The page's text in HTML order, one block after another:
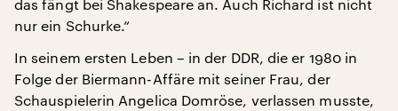
das fängt bei Shakespeare an. Auch Richard ist nicht
nur ein Schurke.“
In seinem ersten Leben – in der DDR, die er 1980 in
Folge der Biermann-Affäre mit seiner Frau, der
Schauspielerin Angelica Domröse, verlassen musste,